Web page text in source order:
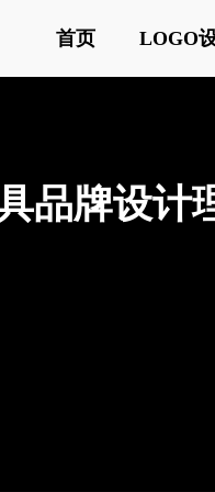
首页 LOGO
品牌设计